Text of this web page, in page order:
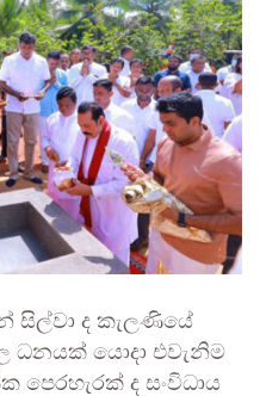
සිල්වා ද කැලණියේ
ධනයක් යොදා එවැනිම
ද සංවිධාය